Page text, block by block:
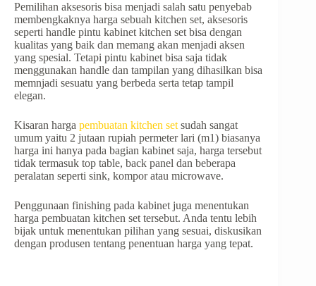
Pemilihan aksesoris bisa menjadi salah satu penyebab
membengkaknya harga sebuah kitchen set, aksesoris
seperti handle pintu kabinet kitchen set bisa dengan
kualitas yang baik dan memang akan menjadi aksen
yang spesial. Tetapi pintu kabinet bisa saja tidak
menggunakan handle dan tampilan yang dihasilkan bisa
memnjadi sesuatu yang berbeda serta tetap tampil
elegan.
Kisaran harga pembuatan kitchen set sudah sangat
umum yaitu 2 jutaan rupiah permeter lari (m1) biasanya
harga ini hanya pada bagian kabinet saja, harga tersebut
tidak termasuk top table, back panel dan beberapa
peralatan seperti sink, kompor atau microwave.
Penggunaan finishing pada kabinet juga menentukan
harga pembuatan kitchen set tersebut. Anda tentu lebih
bijak untuk menentukan pilihan yang sesuai, diskusikan
dengan produsen tentang penentuan harga yang tepat.